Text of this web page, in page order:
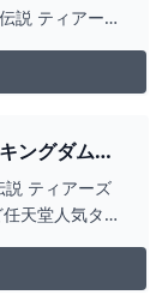
ングダム』
が
ティアーズ
天堂人気タイ
、もしくは